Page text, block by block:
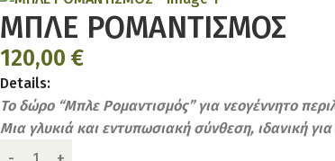
ΜΠΛΕ ΡΟΜΑΝΤΙΣΜΟΣ
120,00 €
Details:
Το δώρο “Μπλε Ρομαντισμός” για νεογέννητο
Μια γλυκιά και εντυπωσιακή σύνθεση, ιδανική